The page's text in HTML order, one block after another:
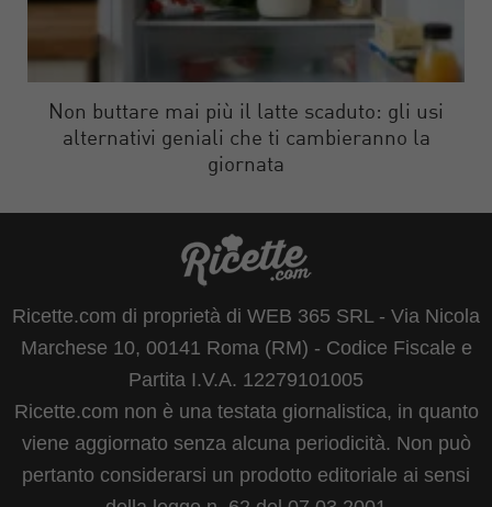
Non buttare mai più il latte scaduto: gli usi
alternativi geniali che ti cambieranno la
giornata
Ricette.com di proprietà di WEB 365 SRL - Via Nicola
Marchese 10, 00141 Roma (RM) - Codice Fiscale e
Partita I.V.A. 12279101005
Ricette.com non è una testata giornalistica, in quanto
viene aggiornato senza alcuna periodicità. Non può
pertanto considerarsi un prodotto editoriale ai sensi